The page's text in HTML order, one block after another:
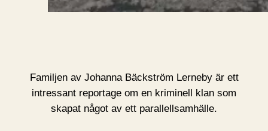
Familjen av Johanna Bäckström Lerneby är ett
intressant reportage om en kriminell klan som
skapat något av ett parallellsamhälle.